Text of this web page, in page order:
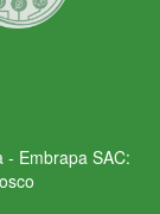
- Embrapa SAC: